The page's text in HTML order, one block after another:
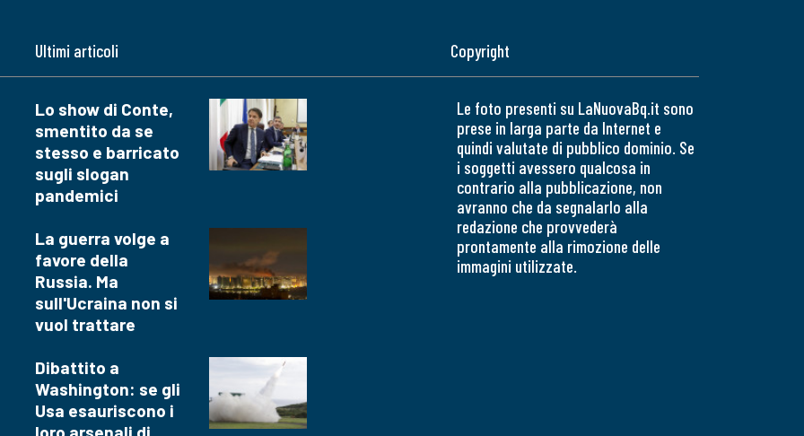
Ultimi articoli
Lo show di Conte,
smentito da se
stesso e barricato
sugli slogan
pandemici
La guerra volge a
favore della
Russia. Ma
sull'Ucraina non si
vuol trattare
Dibattito a
Washington: se gli
Usa esauriscono i
Copyright
Le foto presenti su LaNuovaBq.it sono
prese in larga parte da Internet e
quindi valutate di pubblico dominio. Se
i soggetti avessero qualcosa in
contrario alla pubblicazione, non
avranno che da segnalarlo alla
redazione che provvederà
prontamente alla rimozione delle
immagini utilizzate.